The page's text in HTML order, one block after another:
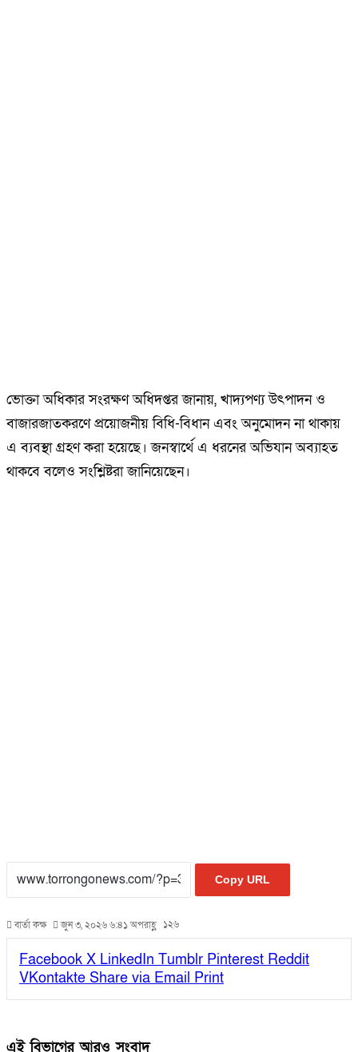
ভোক্তা অধিকার সংরক্ষণ অধিদপ্তর জানায়, খাদ্যপণ্য উৎপাদন ও
বাজারজাতকরণে প্রয়োজনীয় বিধি-বিধান এবং অনুমোদন না থাকায়
এ ব্যবস্থা গ্রহণ করা হয়েছে। জনস্বার্থে এ ধরনের অভিযান অব্যাহত
থাকবে বলেও সংশ্লিষ্টরা জানিয়েছেন।
Copy URL
বার্তা কক্ষ জুন ৩, ২০২৬ ৬:৪১ অপরাহ্ণ ১২৬
Facebook X LinkedIn Tumblr Pinterest Reddit
VKontakte Share via Email Print
এই বিভাগের আরও সংবাদ